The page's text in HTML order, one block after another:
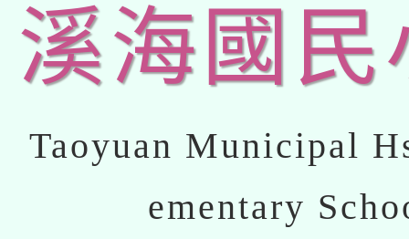
溪海國民
Taoyuan Municipal
ementary